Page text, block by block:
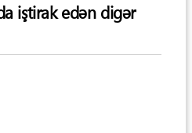
iştirak edən digər